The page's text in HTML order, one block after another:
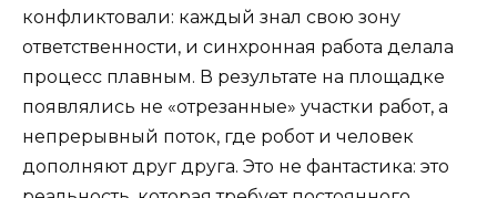
конфликтовали: каждый знал свою зону
ответственности, и синхронная работа делала
процесс плавным. В результате на площадке
появлялись не «отрезанные» участки работ, а
непрерывный поток, где робот и человек
дополняют друг друга. Это не фантастика: это